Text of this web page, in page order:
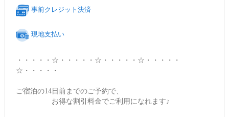
事前クレジット決済
現地支払い
・・・・・☆・・・・・☆・・・・・☆・・・・・
☆・・・・・
ご宿泊の14日前までのご予約で、
お得な割引料金でご利用になれます♪